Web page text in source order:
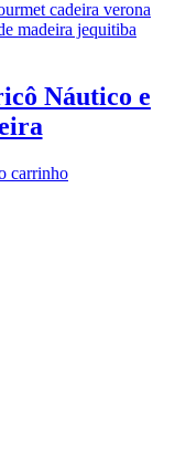
Náutico e
carrinho